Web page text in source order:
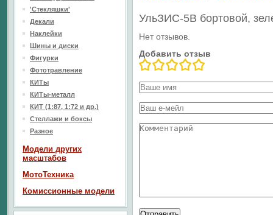
УльЗИС-5В бортовой,
Нет отзывов.
Добавить отзыв
'Стекляшки'
Декали
Наклейки
Шины и диски
Фигурки
Фототравление
КИТы
КИТы-металл
КИТ (1:87, 1:72 и др.)
Стеллажи и боксы
Разное
Модели других
масштабов
МотоТехника
Комиссионные модели